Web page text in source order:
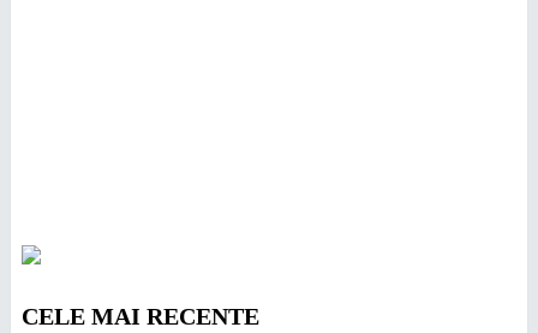
CELE MAI RECENTE